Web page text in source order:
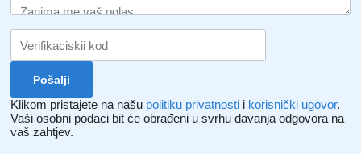
Klikom pristajete na našu politiku privatnosti i korisnički ugovor.
Vaši osobni podaci bit će obrađeni u svrhu davanja odgovora na
vaš zahtjev.